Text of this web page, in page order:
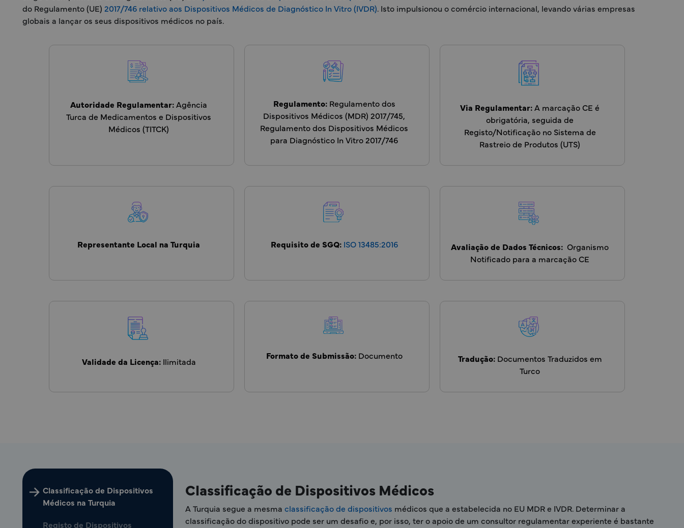
do Regulamento (UE) 2017/746 relativo aos Dispositivos Médicos de Diagnóstico In Vitro (IVDR). Isto impulsionou o comércio internacional, levando várias empresas
globais a lançar os seus dispositivos médicos no país.
Autoridade Regulamentar:Agência
Turca de Medicamentos e Dispositivos
Médicos (TITCK)
Regulamento: Regulamento dos
Dispositivos Médicos (MDR) 2017/745,
Regulamento dos Dispositivos Médicos
para Diagnóstico In Vitro 2017/746
Via Regulamentar:A marcação CE é
obrigatória, seguida de
Registo/Notificação no Sistema de
Rastreio de Produtos (UTS)
Representante Local na Turquia Requisito de SGQ: ISO 13485:2016 Avaliação de Dados Técnicos:Organismo
Notificado para a marcação CE
Validade da Licença: Ilimitada
Formato de Submissão: Documento Tradução: Documentos Traduzidos em
Turco
Classificação de Dispositivos
Médicos na Turquia
Registo de Dispositivos
Classificação de Dispositivos Médicos
A Turquia segue a mesma classificação de dispositivos médicos que a estabelecida no EU MDR e IVDR. Determinar a
classificação do dispositivo pode ser um desafio e, por isso, ter o apoio de um consultor regulamentar experiente é bastante